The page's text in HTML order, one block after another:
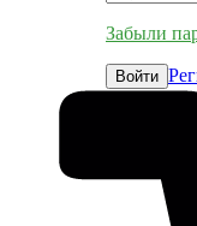
Забыли
Войти